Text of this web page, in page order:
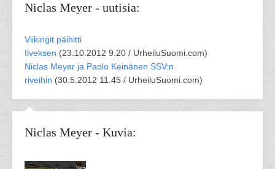
Niclas Meyer - uutisia:
Viikingit päihitti
Ilveksen (23.10.2012 9.20 / UrheiluSuomi.com)
Niclas Meyer ja Paolo Keinänen SSV:n
riveihin (30.5.2012 11.45 / UrheiluSuomi.com)
Niclas Meyer - Kuvia: